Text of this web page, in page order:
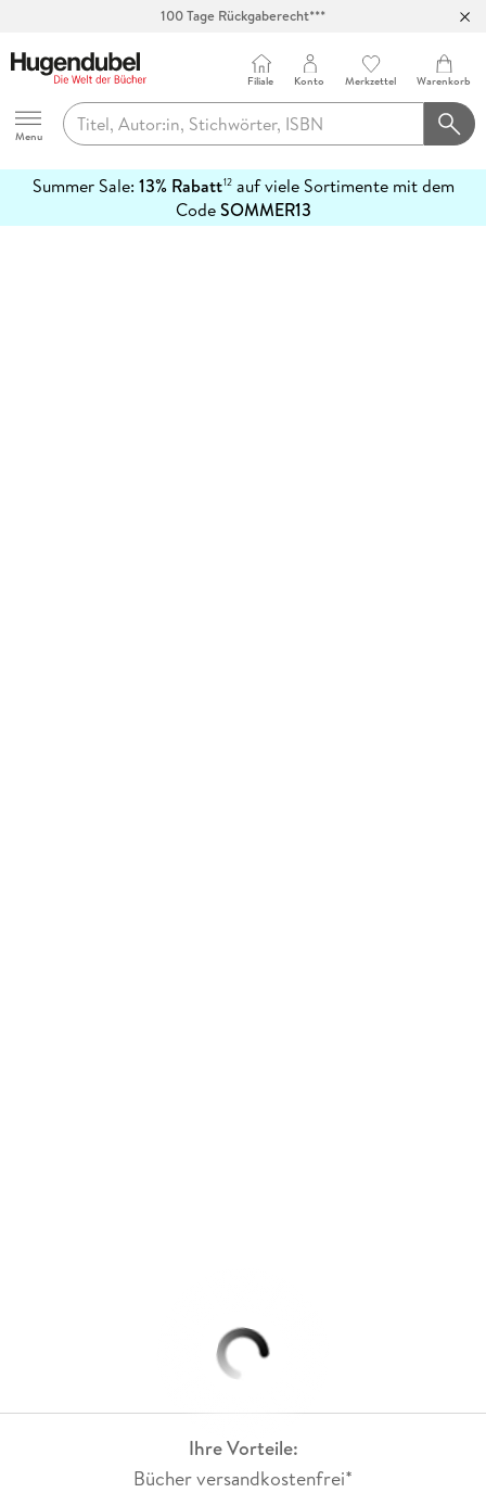
100 Tage Rückgaberecht***
Hugendubel
Menu
Filiale Konto Merkzettel Warenkorb
Summer Sale: 13% Rabatt12auf viele Sortimente mit dem
CodeSOMMER13
erfahren
Ihre Vorteile:
Bücher versandkostenfrei*